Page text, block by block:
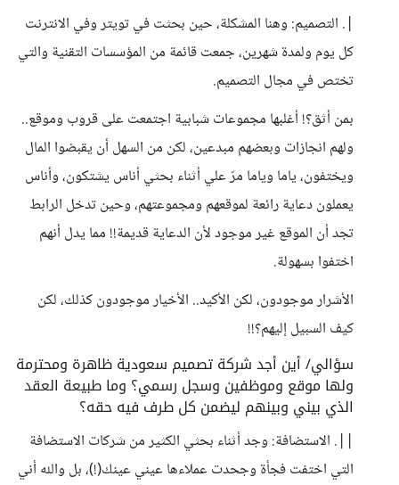
|. التصميم: وهنا المشكلة، حين بحثت في تويتر وفي الانترنت
كل يوم ولمدة شهرين، جمعت قائمة من المؤسسات التقنية والتي
تختص في مجال التصميم.
بمن أثق؟! أغلبها مجموعات شبابية اجتمعت على قروب وموقع..
ولهم انجازات وبعضهم مبدعين، لكن من السهل أن يقبضوا المال
ويختفون، ياما وياما مرّ علي أثناء بحثي أناس يشتكون، وأناس
يعملون دعاية رائعة لموقعهم ومجموعتهم، وحين تدخل الرابط
تجد أن الموقع غير موجود لأن الدعاية قديمة!! مما يدل أنهم
اختفوا بسهولة.
الأشرار موجودون، لكن الأكيد.. الأخيار موجودون كذلك، لكن
كيف السبيل إليهم؟!!
سؤالي/ أين أجد شركة تصميم سعودية ظاهرة ومحترمة
ولها موقع وموظفين وسجل رسمي؟ وما طبيعة العقد
الذي بيني وبينهم ليضمن كل طرف فيه حقه؟
||. الاستضافة: وجد أثناء بحثي الكثير من شركات الاستضافة
التي اختفت فجأة وجحدت عملاءها عيني عينك(!)، بل والله أني